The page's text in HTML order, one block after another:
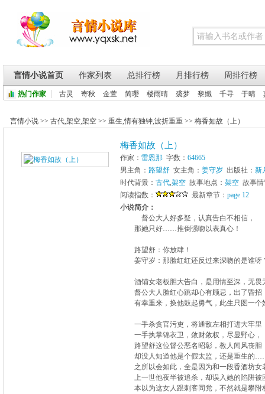
言情小说首页 作家列表 总排行榜 月排行榜 周排行榜
热门作家 古灵 寄秋 金萱 简璎 楼雨晴 裘梦 黎孅 千寻 于晴
言情小说 >> 古代,架空,架空 >> 重生,情有独钟,波折重重 >> 梅香如故（上）
梅香如故（上）
作家： 雷恩那 字数： 64665
男主角： 路望舒 女主角： 姜守岁 出版社： 新
时代背景： 古代,架空 故事地点： 架空 故事
阅读指数：
最新章节： page 12
小说简介：
督公大人好多疑，认真告白不相信，
那她只好……推倒强吻以表真心！
路望舒：你放肆！
姜守岁：那脸红红还反过来深吻的是谁呀
酒铺女老板胆大告白，是用情至深，无畏
督公大人脸红心跳却心有顾忌，出了昏招
有幸重来，换他鼓起勇气，此生只图一
一手杀贪官污吏，将通敌左相打进大牢里
一手执掌锦衣卫，敛财敛权，尽显野心，
路望舒这位督公恶名昭彰，教人闻风丧胆
却没人知道他是个假太监，还是重生的
之所以会如此，全是因为和一段香酒坊女
上一世他夜半被追杀，却误入她的陷阱被
本以为这女人跟刺客同党，不然就是攀附